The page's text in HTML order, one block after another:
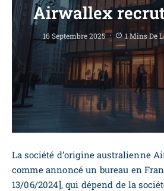
Airwallex
16 Septembre 2025 1 Mins De
La société d’origine australienne
comme annoncé un bureau en
13/06/2024], qui dépend de la